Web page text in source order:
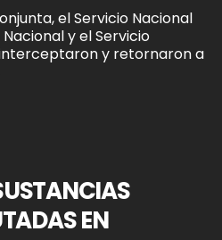
el Servicio Nacional
y el Servicio
y retornaron a
EN